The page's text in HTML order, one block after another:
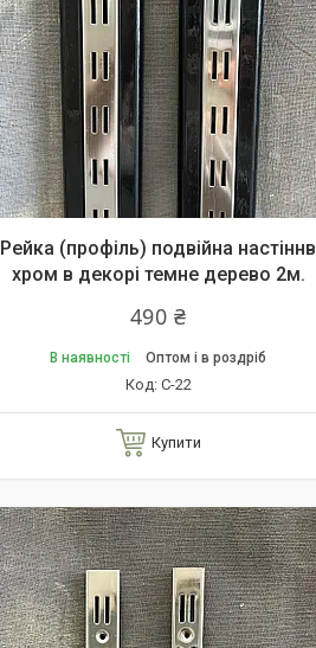
Рейка (профіль) подвійна настіннв
хром в декорі темне дерево 2м.
490 ₴
В наявності Оптом і в роздріб
С-22
Купити